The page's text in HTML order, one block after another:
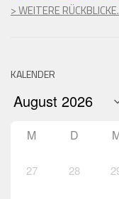
> WEITERE
KALENDER
M D
27 28